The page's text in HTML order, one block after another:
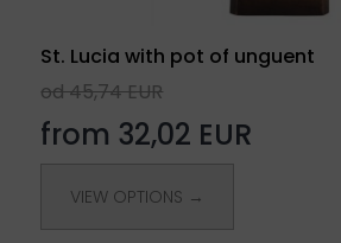
St. Lucia with pot of unguent
od 45,74 EUR
from 32,02 EUR
VIEW OPTIONS →